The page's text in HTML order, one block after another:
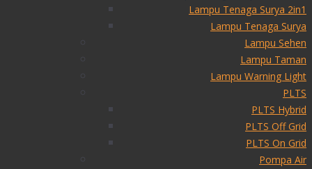
Lampu Tenaga Surya 2in1
Lampu Tenaga Surya
Lampu Sehen
Lampu Taman
Lampu Warning Light
PLTS
PLTS Hybrid
PLTS Off Grid
PLTS On Grid
Pompa Air